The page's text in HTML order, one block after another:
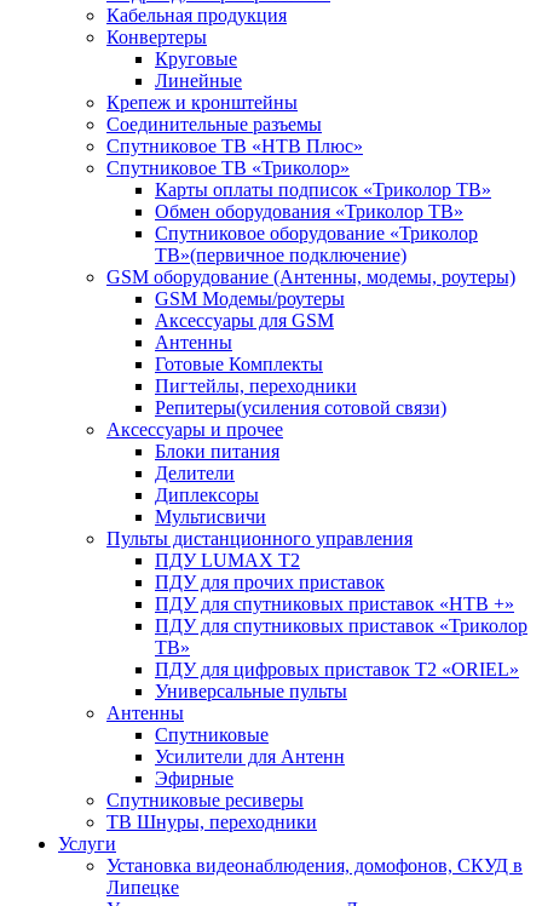
Кабельная продукция
Конвертеры
Круговые
Линейные
Крепеж и кронштейны
Соединительные разъемы
Спутниковое ТВ «НТВ Плюс»
Спутниковое ТВ «Триколор»
Карты оплаты подписок «Триколор ТВ»
Обмен оборудования «Триколор ТВ»
Спутниковое оборудование «Триколор
ТВ»(первичное подключение)
GSM оборудование (Антенны, модемы, роутеры)
GSM Модемы/роутеры
Аксессуары для GSM
Антенны
Готовые Комплекты
Пигтейлы, переходники
Репитеры(усиления сотовой связи)
Аксессуары и прочее
Блоки питания
Делители
Диплексоры
Мультисвичи
Пульты дистанционного управления
ПДУ LUMAX Т2
ПДУ для прочих приставок
ПДУ для спутниковых приставок «НТВ +»
ПДУ для спутниковых приставок «Триколор
ТВ»
ПДУ для цифровых приставок Т2 «ORIEL»
Универсальные пульты
Антенны
Спутниковые
Усилители для Антенн
Эфирные
Спутниковые ресиверы
ТВ Шнуры, переходники
Услуги
Установка видеонаблюдения, домофонов, СКУД в
Липецке